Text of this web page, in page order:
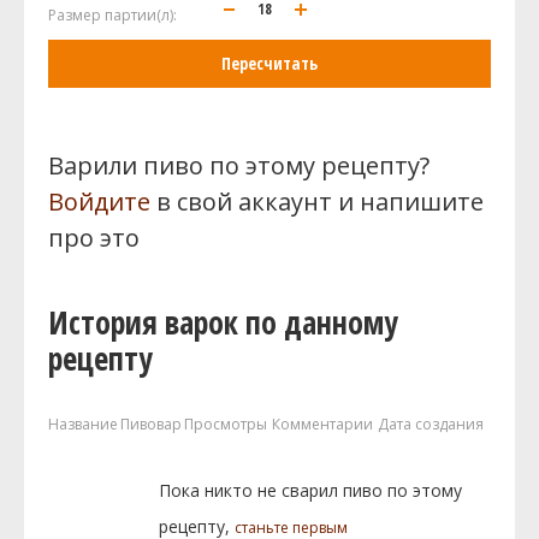
Размер партии(л):
Пересчитать
Варили пиво по этому рецепту?
Войдите в свой аккаунт и напишите
про это
История варок по данному
рецепту
Название Пивовар Просмотры Комментарии Дата создания
Пока никто не сварил пиво по этому
рецепту, станьте первым